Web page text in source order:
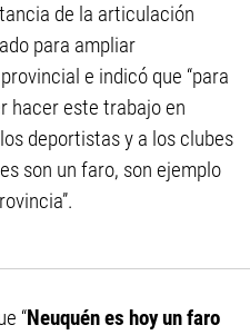
de la articulación
para ampliar
e indicó que “para
hacer este trabajo en
deportistas y a los clubes
son un faro, son ejemplo
“Neuquén es hoy un faro